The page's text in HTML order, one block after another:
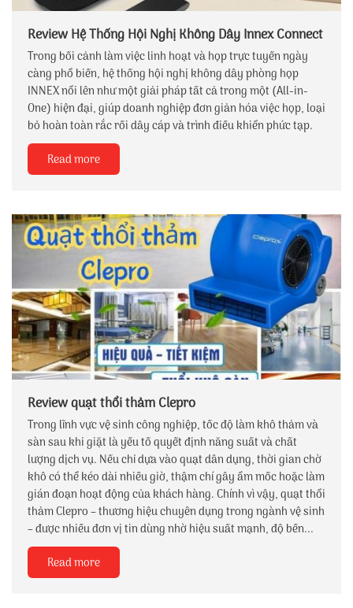
Review Hệ Thống Hội Nghị Không Dây Innex Connect
Trong bối cảnh làm việc linh hoạt và họp trực tuyến ngày
càng phổ biến, hệ thống hội nghị không dây phòng họp
INNEX nổi lên như một giải pháp tất cả trong một (All-in-
One) hiện đại, giúp doanh nghiệp đơn giản hóa việc họp, loại
bỏ hoàn toàn rắc rối dây cáp và trình điều khiển phức tạp.
Read more
Review quạt thổi thảm Clepro
Trong lĩnh vực vệ sinh công nghiệp, tốc độ làm khô thảm và
sàn sau khi giặt là yếu tố quyết định năng suất và chất
lượng dịch vụ. Nếu chỉ dựa vào quạt dân dụng, thời gian chờ
khô có thể kéo dài nhiều giờ, thậm chí gây ẩm mốc hoặc làm
gián đoạn hoạt động của khách hàng. Chính vì vậy, quạt thổi
thảm Clepro – thương hiệu chuyên dụng trong ngành vệ sinh
– được nhiều đơn vị tin dùng nhờ hiệu suất mạnh, độ bền...
Read more